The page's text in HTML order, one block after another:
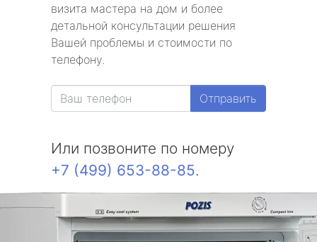
визита мастера на дом и более
детальной консультации решения
Вашей проблемы и стоимости по
телефону.
Отправить
Или позвоните по номеру
+7 (499) 653-88-85.